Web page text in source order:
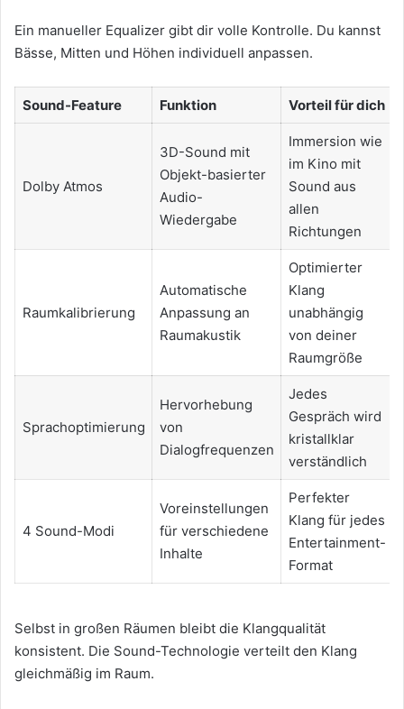
Ein manueller Equalizer gibt dir volle Kontrolle. Du kannst
Bässe, Mitten und Höhen individuell anpassen.
Sound-Feature Funktion Vorteil für dich
Dolby Atmos
3D-Sound mit
Objekt-basierter
Audio-
Wiedergabe
Immersion wie
im Kino mit
Sound aus
allen
Richtungen
Raumkalibrierung
Automatische
Anpassung an
Raumakustik
Optimierter
Klang
unabhängig
von deiner
Raumgröße
Sprachoptimierung
Hervorhebung
von
Dialogfrequenzen
Jedes
Gespräch wird
kristallklar
verständlich
4 Sound-Modi
Voreinstellungen
für verschiedene
Inhalte
Perfekter
Klang für jedes
Entertainment-
Format
Selbst in großen Räumen bleibt die Klangqualität
konsistent. Die Sound-Technologie verteilt den Klang
gleichmäßig im Raum.